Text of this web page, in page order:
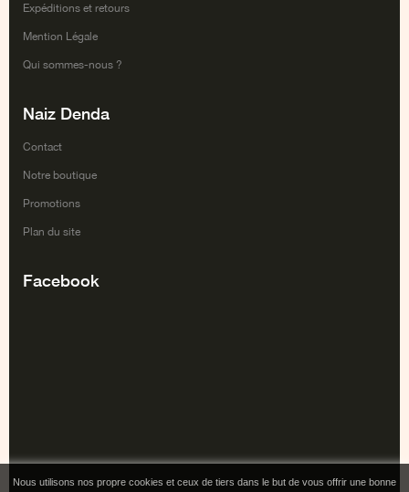
Expéditions et retours
Mention Légale
Qui sommes-nous ?
Naiz Denda
Contact
Notre boutique
Promotions
Plan du site
Facebook
Nous utilisons nos propre cookies et ceux de tiers dans le but de vous offrir une bonne